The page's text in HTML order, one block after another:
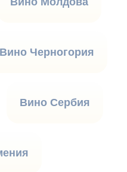
Вино Черногория
Вино Сербия